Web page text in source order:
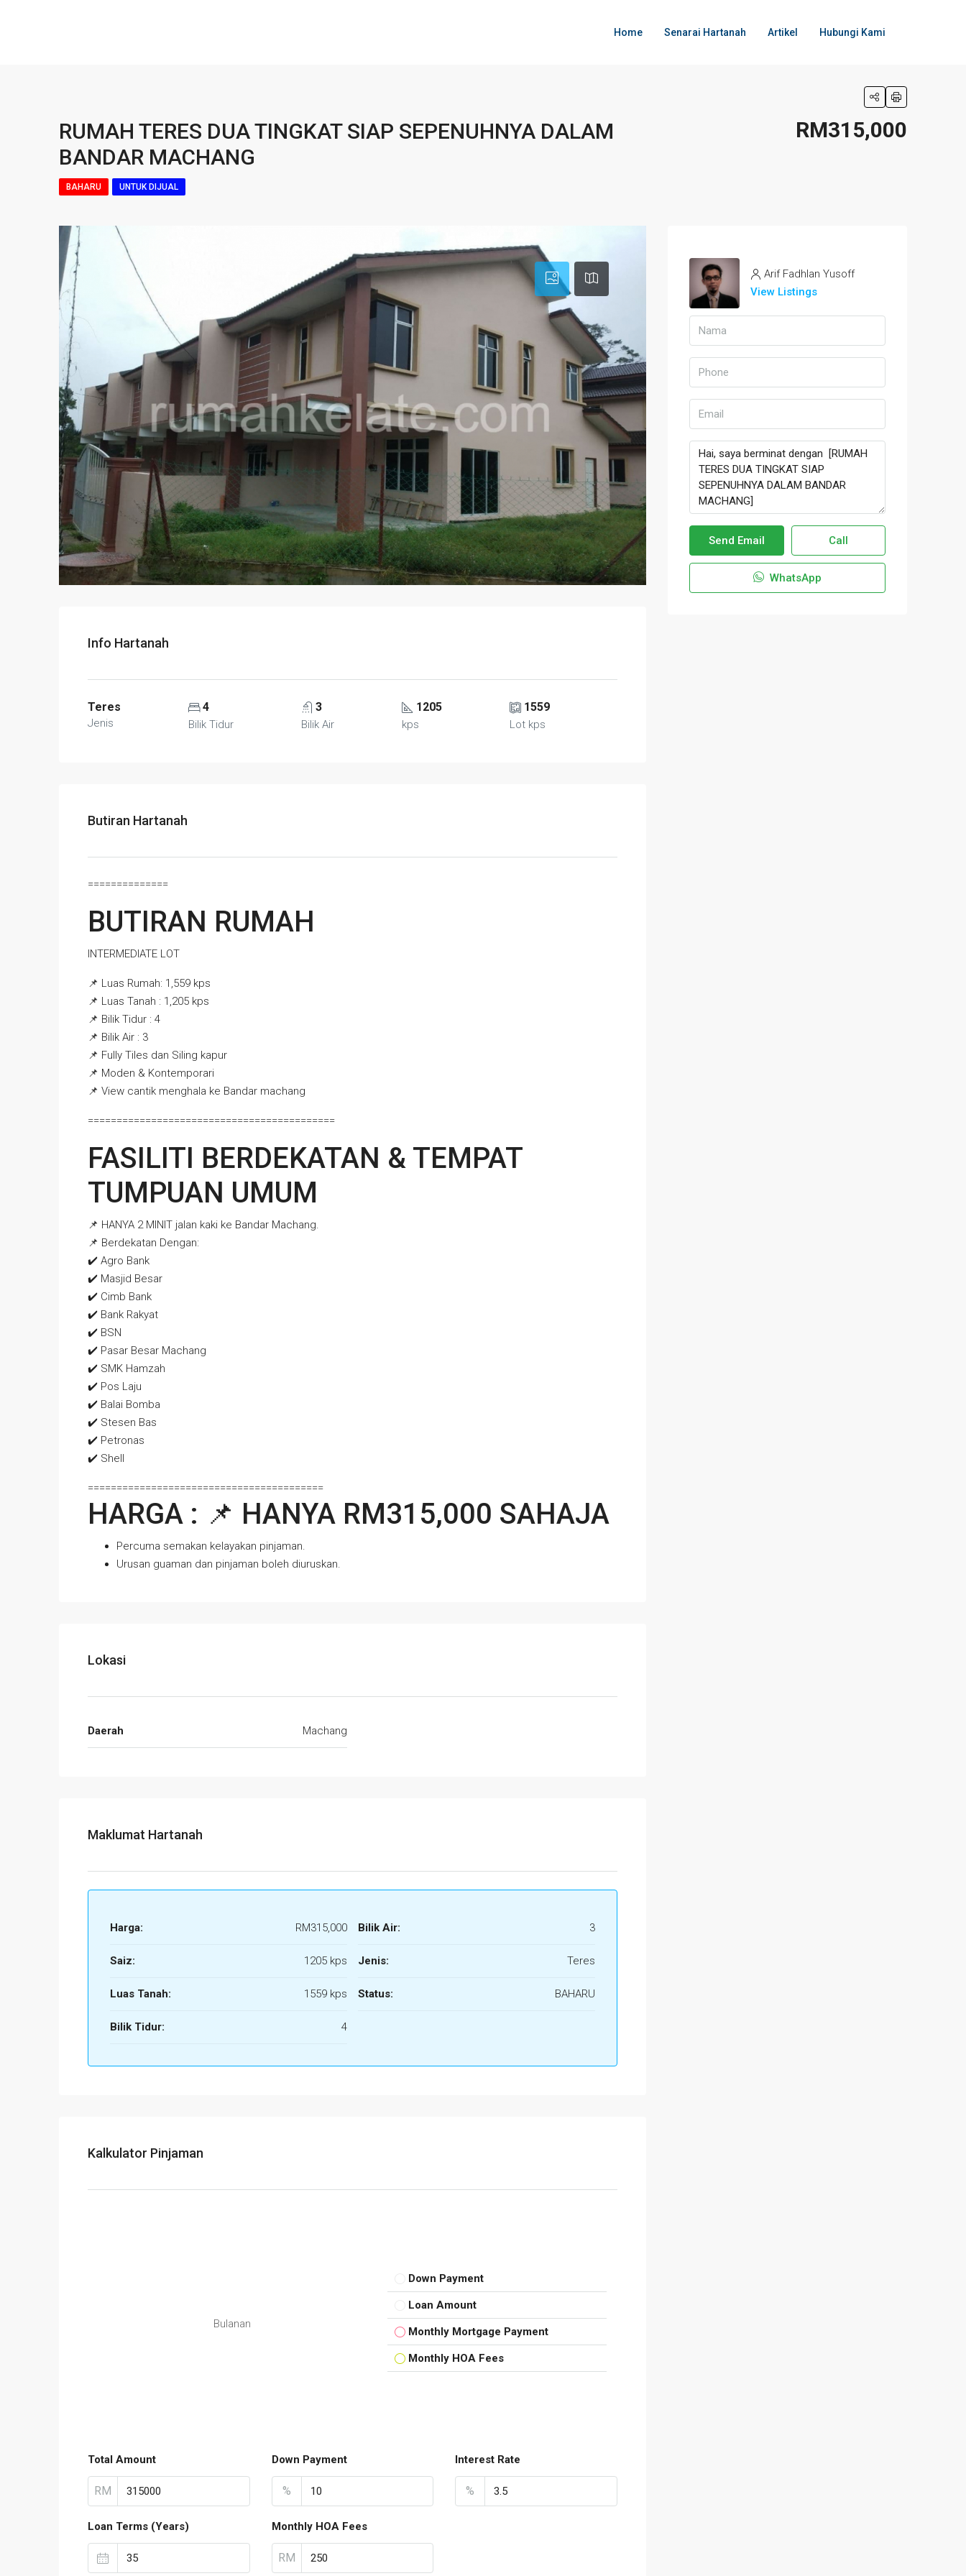
Home Senarai Hartanah Artikel Hubungi Kami
RUMAH TERES DUA TINGKAT SIAP SEPENUHNYA DALAM
BANDAR MACHANG
RM315,000
BAHARU UNTUK DIJUAL
Info Hartanah
Teres
Jenis
4
Bilik Tidur
3
Bilik Air
1205
kps
1559
Lot kps
Butiran Hartanah
==============
BUTIRAN RUMAH
INTERMEDIATE LOT
📌 Luas Rumah: 1,559 kps
📌 Luas Tanah : 1,205 kps
📌 Bilik Tidur : 4
📌 Bilik Air : 3
📌 Fully Tiles dan Siling kapur
📌 Moden & Kontemporari
📌 View cantik menghala ke Bandar machang
===========================================
FASILITI BERDEKATAN & TEMPAT
TUMPUAN UMUM
📌 HANYA 2 MINIT jalan kaki ke Bandar Machang.
📌 Berdekatan Dengan:
✔️ Agro Bank
✔️ Masjid Besar
✔️ Cimb Bank
✔️ Bank Rakyat
✔️ BSN
✔️ Pasar Besar Machang
✔️ SMK Hamzah
✔️ Pos Laju
✔️ Balai Bomba
✔️ Stesen Bas
✔️ Petronas
✔️ Shell
=========================================
HARGA : 📌 HANYA RM315,000 SAHAJA
Percuma semakan kelayakan pinjaman.
Urusan guaman dan pinjaman boleh diuruskan.
Lokasi
Daerah Machang
Maklumat Hartanah
Harga: RM315,000
Saiz: 1205 kps
Luas Tanah: 1559 kps
Bilik Tidur: 4
Bilik Air: 3
Jenis: Teres
Status: BAHARU
Kalkulator Pinjaman
Bulanan
Down Payment
Loan Amount
Monthly Mortgage Payment
Monthly HOA Fees
Total Amount
RM
Down Payment
%
Interest Rate
%
Loan Terms (Years) Monthly HOA Fees
RM
Arif Fadhlan Yusoff
View Listings
Send Email Call
WhatsApp